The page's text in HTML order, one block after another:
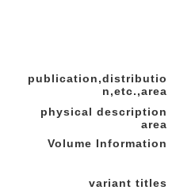
publication,distributio
n,etc.,area
physical description
area
Volume Information
variant titles